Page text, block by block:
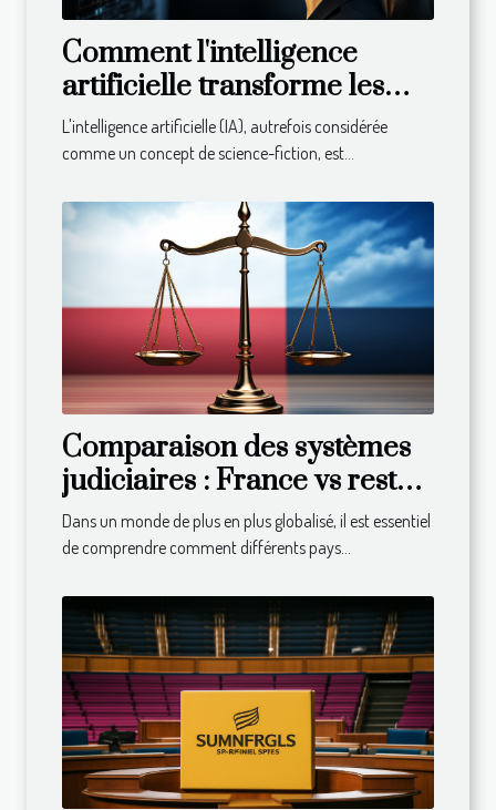
Comment l'intelligence
artificielle transforme les
entreprises
L'intelligence artificielle (IA), autrefois considérée
comme un concept de science-fiction, est...
Comparaison des systèmes
judiciaires : France vs reste
du monde
Dans un monde de plus en plus globalisé, il est essentiel
de comprendre comment différents pays...